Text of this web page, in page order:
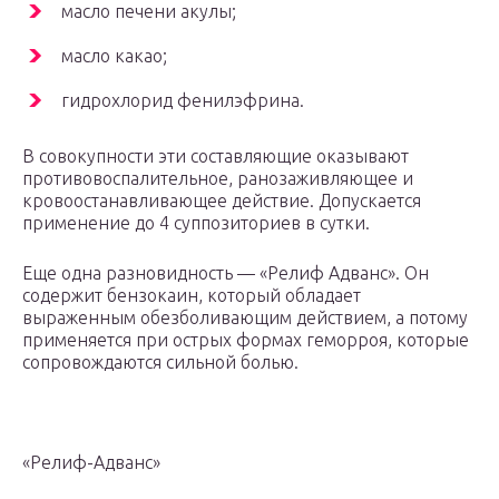
масло печени акулы;
масло какао;
гидрохлорид фенилэфрина.
В совокупности эти составляющие оказывают
противовоспалительное, ранозаживляющее и
кровоостанавливающее действие. Допускается
применение до 4 суппозиториев в сутки.
Еще одна разновидность — «Релиф Адванс». Он
содержит бензокаин, который обладает
выраженным обезболивающим действием, а потому
применяется при острых формах геморроя, которые
сопровождаются сильной болью.
«Релиф-Адванс»